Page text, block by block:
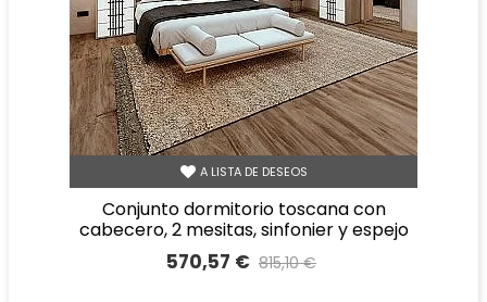
A LISTA DE DESEOS
conjunto dormitorio toscana con
cabecero, 2 mesitas, sinfonier y espejo
570,57 € 815,10 €